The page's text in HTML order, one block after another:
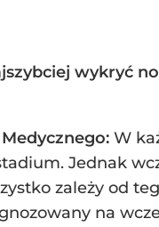
wykryć
W
Jednak
zależy od
na